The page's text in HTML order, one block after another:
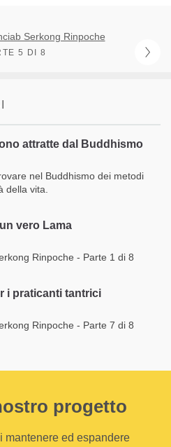
Serkong Rinpoche
5 DI 8
attratte dal Buddhismo
nel Buddhismo dei metodi
della vita.
vero Lama
Rinpoche - Parte 1 di 8
i praticanti tantrici
Rinpoche - Parte 7 di 8
progetto
mantenere ed espandere